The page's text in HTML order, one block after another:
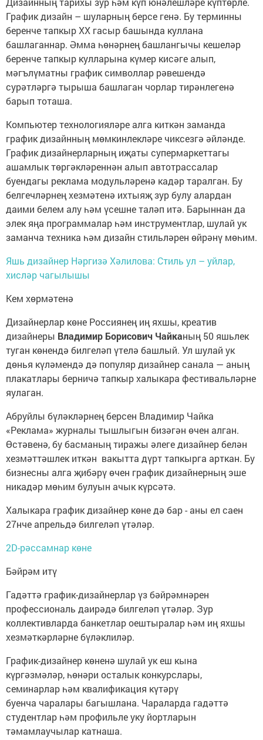
График дизайн – шуларның берсе генә. Бу терминны
беренче тапкыр ХХ гасыр башында куллана
башлаганнар. Әмма һөнәрнең башлангычы кешеләр
беренче тапкыр кулларына күмер кисәге алып,
мәгълүматны график символлар рәвешендә
сурәтләргә тырыша башлаган чорлар тирәнлегенә
барып тоташа.
Компьютер технологияләре алга киткән заманда
график дизайнның мөмкинлекләре чиксезгә әйләнде.
График дизайнерларның иҗаты супермаркеттагы
ашамлык төргәкләреннән алып автотрассалар
буендагы реклама модульләренә кадәр таралган. Бу
белгечләрнең хезмәтенә ихтыяҗ зур булу алардан
даими белем алу һәм үсешне таләп итә. Барыннан да
элек яңа программалар һәм инструментлар, шулай ук
заманча техника һәм дизайн стильләрен өйрәнү мөһим.
Яшь дизайнер Нәргизә Хәлилова: Стиль ул – уйлар,
хисләр чагылышы
Кем хөрмәтенә
Дизайнерлар көне Россиянең иң яхшы, креатив
дизайнеры Владимир Борисович Чайканың 50 яшьлек
туган көнендә билгеләп үтелә башлый. Ул шулай ук
дөнья күләмендә дә популяр дизайнер санала — аның
плакатлары берничә тапкыр халыкара фестивальләрне
яулаган.
Абруйлы бүләкләрнең берсен Владимир Чайка
«Реклама» журналы тышлыгын бизәгән өчен алган.
Өстәвенә, бу басманың тиражы әлеге дизайнер белән
хезмәттәшлек иткән вакытта дүрт тапкырга арткан. Бу
бизнесны алга җибәрү өчен график дизайнерның эше
никадәр мөһим булуын ачык күрсәтә.
Халыкара график дизайнер көне дә бар - аны ел саен
27нче апрельдә билгеләп үтәләр.
2D-рәссамнар көне
Бәйрәм итү
Гадәттә график-дизайнерлар үз бәйрәмнәрен
профессиональ даирәдә билгеләп үтәләр. Зур
коллективларда банкетлар оештыралар һәм иң яхшы
хезмәткәрләрне бүләклиләр.
График-дизайнер көненә шулай ук еш кына
күргәзмәләр, һөнәри осталык конкурслары,
семинарлар һәм квалификация күтәрү
буенча чаралары багышлана. Чараларда гадәттә
студентлар һәм профильле уку йортларын
тәмамлаучылар катнаша.